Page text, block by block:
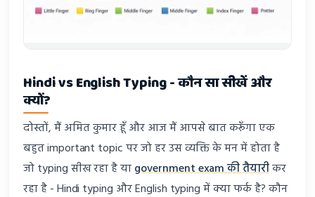
Hindi vs English Typing - कौन सा सीखें और
क्यों?
दोस्तों, मैं अमित कुमार हूँ और आज मैं आपसे बात करूँगा एक
बहुत important topic पर जो हर उस व्यक्ति के मन में होता है
जो typing सीख रहा है याgovernment exam की तैयारीकर
रहा है - Hindi typing और English typing में क्या फर्क है? कौन